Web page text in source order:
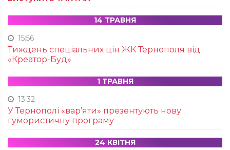
14 ТРАВНЯ
15:56
Тиждень спеціальних цін ЖК Тернополя від
«Креатор-Буд»
1 ТРАВНЯ
13:32
У Тернополі «вар’яти» презентують нову
гумористичну програму
24 КВІТНЯ